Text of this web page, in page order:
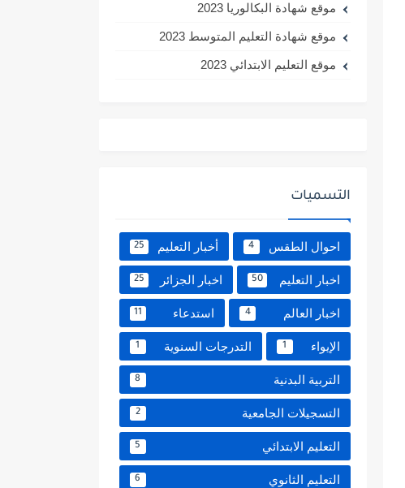
موقع شهادة البكالوريا 2023
موقع شهادة التعليم المتوسط 2023
موقع التعليم الابتدائي 2023
التسميات
احوال الطقس 4 أخبار التعليم 25
اخبار التعليم 50 اخبار الجزائر 25
اخبار العالم 4 استدعاء 11
الإيواء 1 التدرجات السنوية 1
التربية البدنية 8
التسجيلات الجامعية 2
التعليم الابتدائي 5
التعليم الثانوي 6